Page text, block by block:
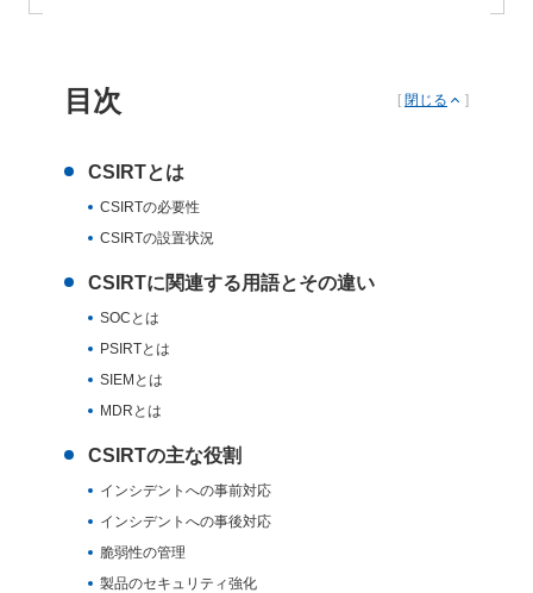
目次 [ 閉じる ]
CSIRTとは
CSIRTの必要性
CSIRTの設置状況
CSIRTに関連する用語とその違い
SOCとは
PSIRTとは
SIEMとは
MDRとは
CSIRTの主な役割
インシデントへの事前対応
インシデントへの事後対応
脆弱性の管理
製品のセキュリティ強化